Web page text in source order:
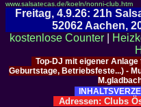
www.salsatecas.de/koeln/nonni-club.htm
Freitag, 4.9.26: 21h
52062 Aachen,
kostenlose Counter|
Top-DJ mit eigener
Geburtstage, Betriebsfeste...) -
Adressen: Clubs